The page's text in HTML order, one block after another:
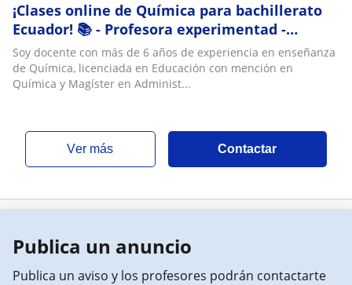
¡Clases online de Química para bachillerato
Ecuador! 📚 - Profesora experimentad -
Horarios flexibles - Mejora tus calificaciones
Soy docente con más de 6 años de experiencia en enseñanza
de Química, licenciada en Educación con mención en
Química y Magíster en Administ...
ver más Contactar
Publica un anuncio
Publica un aviso y los profesores podrán contactarte